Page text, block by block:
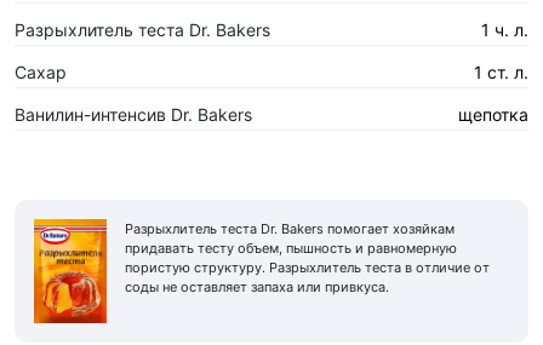
Разрыхлитель теста Dr. Bakers 1 ч. л.
Сахар 1 ст. л.
Ванилин-интенсив Dr. Bakers щепотка
Разрыхлитель теста Dr. Bakers помогает хозяйкам
придавать тесту объем, пышность и равномерную
пористую структуру. Разрыхлитель теста в отличие от
соды не оставляет запаха или привкуса.